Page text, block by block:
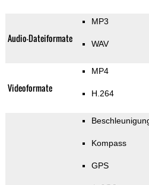
Audio-Dateiformate
MP3
WAV
Videoformate
MP4
H.264
Kompass
GPS